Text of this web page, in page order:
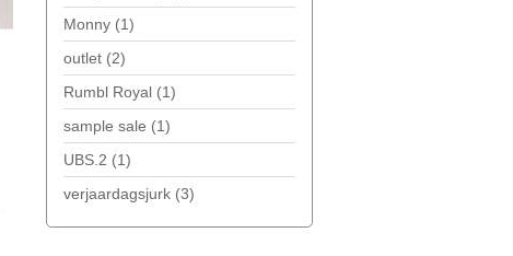
Monny (1)
outlet (2)
Rumbl Royal (1)
sample sale (1)
UBS.2 (1)
verjaardagsjurk (3)